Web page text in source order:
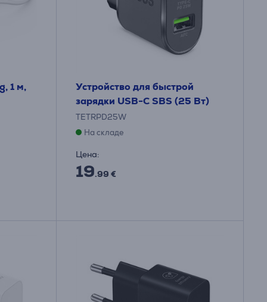
1 м,
Устройство для быстрой
зарядки USB-C SBS (25 Вт)
TETRPD25W
На складе
Цена:
19.99 €